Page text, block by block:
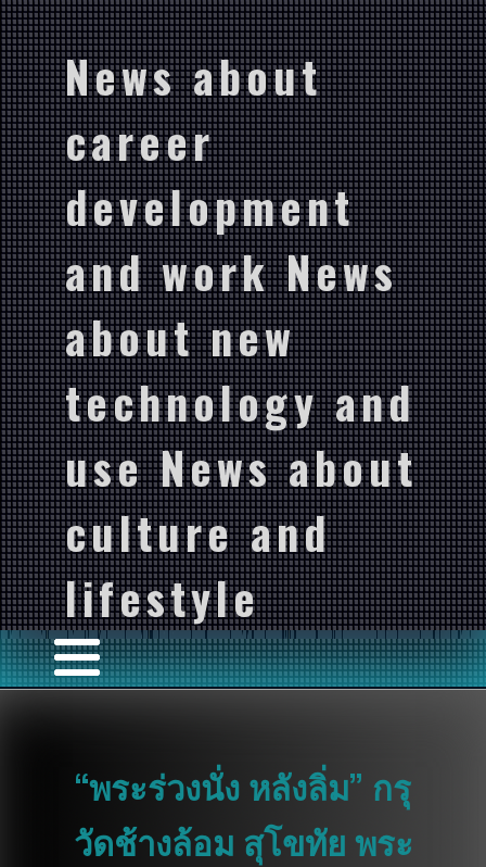
News about
career
development
and work News
about new
technology and
use News about
culture and
lifestyle
“พระร่วงนั่ง หลังลิ่ม” กรุ
วัดช้างล้อม สุโขทัย พระ